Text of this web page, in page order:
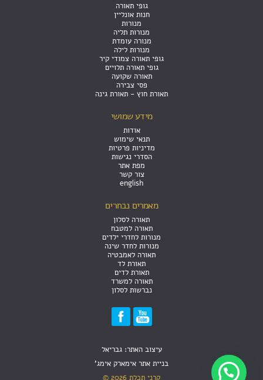
גופי תאורה
חנות אונליין
מנורות
מנורות תליה
מנורה עומדת
מנורות לילה
גופי תאורה צמודי קיר
גופי תאורה תלויים
תאורה שקועה
פסי צבירה
תאורת חוץ - תאורת גינה
מידע שמושי
אודות
תנאי שימוש
מדיניות פרטיות
הסדרי נגישות
מפת אתר
צור קשר
english
מאמרים נבחרים
תאורה לסלון
תאורה למטבח
מנורות לחדרי ילדים
מנורות לחדר שינה
תאורה לאמבטיה
תאורת לד
תאורת לדים
תאורה למשרד
נברשות לסלון
עיצוב האתר: גבריאל
בניית אתר אימארק אימג'
קרני תכלת 2026 ©